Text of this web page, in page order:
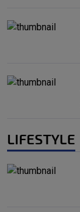
LIFESTYLE